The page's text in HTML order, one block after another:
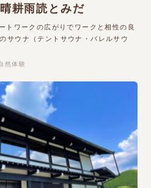
耕雨読とみだ
トワークの広がりでワークと相性の良
サウナ（テントサウナ・バレルサウ
然体験